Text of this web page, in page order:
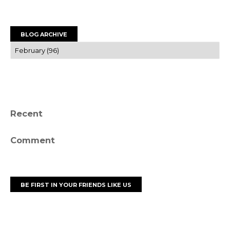
BLOG ARCHIVE
Recent
Comment
BE FIRST IN YOUR FRIENDS LIKE US